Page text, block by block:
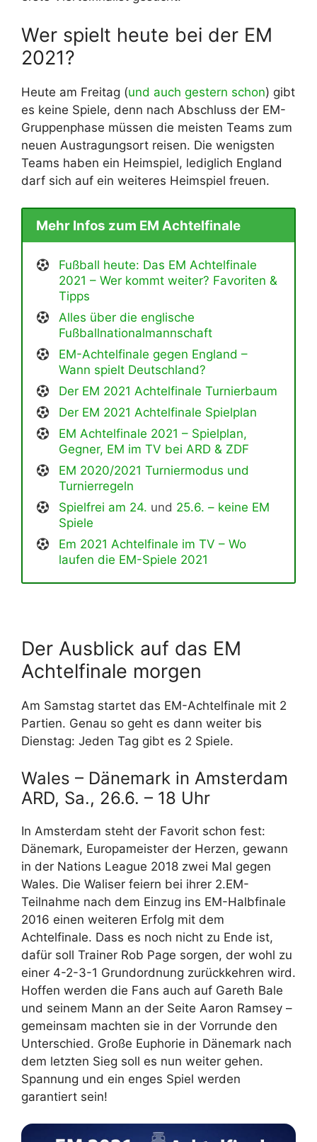
Wer spielt heute bei der EM
2021?
Heute am Freitag (und auch gestern schon) gibt
es keine Spiele, denn nach Abschluss der EM-
Gruppenphase müssen die meisten Teams zum
neuen Austragungsort reisen. Die wenigsten
Teams haben ein Heimspiel, lediglich England
darf sich auf ein weiteres Heimspiel freuen.
Mehr Infos zum EM Achtelfinale
Fußball heute: Das EM Achtelfinale
2021 – Wer kommt weiter? Favoriten &
Tipps
Alles über die englische
Fußballnationalmannschaft
EM-Achtelfinale gegen England –
Wann spielt Deutschland?
Der EM 2021 Achtelfinale Turnierbaum
Der EM 2021 Achtelfinale Spielplan
EM Achtelfinale 2021 – Spielplan,
Gegner, EM im TV bei ARD & ZDF
EM 2020/2021 Turniermodus und
Turnierregeln
Spielfrei am 24. und 25.6. – keine EM
Spiele
Em 2021 Achtelfinale im TV – Wo
laufen die EM-Spiele 2021
Der Ausblick auf das EM
Achtelfinale morgen
Am Samstag startet das EM-Achtelfinale mit 2
Partien. Genau so geht es dann weiter bis
Dienstag: Jeden Tag gibt es 2 Spiele.
Wales – Dänemark in Amsterdam
ARD, Sa., 26.6. – 18 Uhr
In Amsterdam steht der Favorit schon fest:
Dänemark, Europameister der Herzen, gewann
in der Nations League 2018 zwei Mal gegen
Wales. Die Waliser feiern bei ihrer 2.EM-
Teilnahme nach dem Einzug ins EM-Halbfinale
2016 einen weiteren Erfolg mit dem
Achtelfinale. Dass es noch nicht zu Ende ist,
dafür soll Trainer Rob Page sorgen, der wohl zu
einer 4-2-3-1 Grundordnung zurückkehren wird.
Hoffen werden die Fans auch auf Gareth Bale
und seinem Mann an der Seite Aaron Ramsey –
gemeinsam machten sie in der Vorrunde den
Unterschied. Große Euphorie in Dänemark nach
dem letzten Sieg soll es nun weiter gehen.
Spannung und ein enges Spiel werden
garantiert sein!